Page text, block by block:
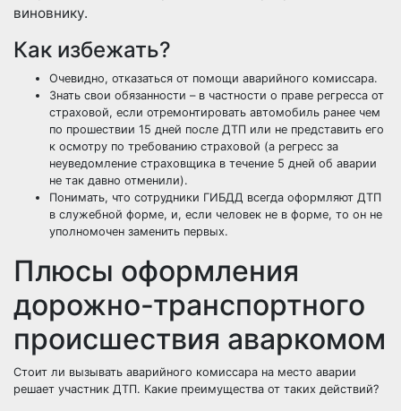
виновнику.
Как избежать?
Очевидно, отказаться от помощи аварийного комиссара.
Знать свои обязанности – в частности о праве регресса от
страховой, если отремонтировать автомобиль ранее чем
по прошествии 15 дней после ДТП или не представить его
к осмотру по требованию страховой (а регресс за
неуведомление страховщика в течение 5 дней об аварии
не так давно отменили).
Понимать, что сотрудники ГИБДД всегда оформляют ДТП
в служебной форме, и, если человек не в форме, то он не
уполномочен заменить первых.
Плюсы оформления
дорожно-транспортного
происшествия аваркомом
Стоит ли вызывать аварийного комиссара на место аварии
решает участник ДТП. Какие преимущества от таких действий?